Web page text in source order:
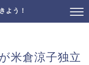
よう！
米倉涼子独立